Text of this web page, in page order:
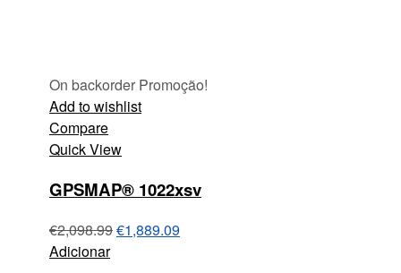
On backorder Promoção!
Add to wishlist
Compare
Quick View
GPSMAP® 1022xsv
€2,098.99€1,889.09
Adicionar